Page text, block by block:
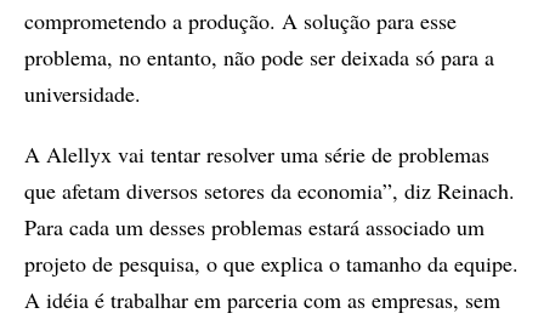
comprometendo a produção. A solução para esse
problema, no entanto, não pode ser deixada só para a
universidade.
A Alellyx vai tentar resolver uma série de problemas
que afetam diversos setores da economia”, diz Reinach.
Para cada um desses problemas estará associado um
projeto de pesquisa, o que explica o tamanho da equipe.
A idéia é trabalhar em parceria com as empresas, sem